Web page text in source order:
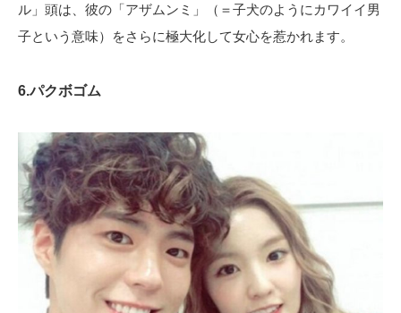
ル」頭は、彼の「アザムンミ」（＝子犬のようにカワイイ男
子という意味）をさらに極大化して女心を惹かれます。
6.パクボゴム